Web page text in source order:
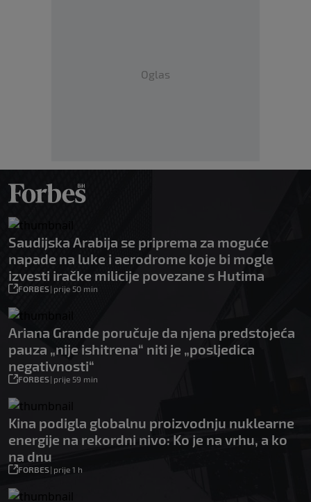
Oglas
Saudijska Arabija se priprema za moguće
napade na luke i aerodrome koje bi mogle
izvesti iračke milicije povezane s Hutima
FORBES| prije 50 min
Ariana Grande poručuje da njena predstojeća
pauza „nije ishitrena“ niti je „posljedica
negativnosti“
FORBES| prije 59 min
Kina podigla globalnu proizvodnju nuklearne
energije na rekordni nivo: Ko je na vrhu, a ko
na dnu
FORBES| prije 1 h